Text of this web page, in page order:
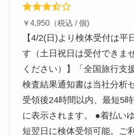
￥4,950（税込 / 個)
【4/2(日)より検体受付は平
す（土日祝日は受付できま
ください）】「全国旅行支
検査結果通知書は当社分析
受領後24時間以内、最短5
に表示されます。 ●着払い
短翌日に検体受領可能。ご